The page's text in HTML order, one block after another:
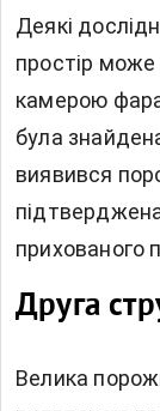
Деякі
простір
камерою
була
виявився
прихованого
Друга
Велика